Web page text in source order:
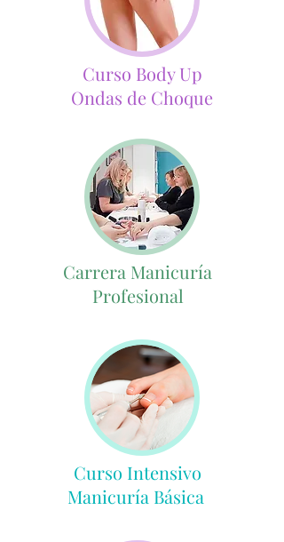
Curso Body Up
Ondas de Choque
Carrera Manicuría
Profesional
Curso Intensivo
Manicuría Básica